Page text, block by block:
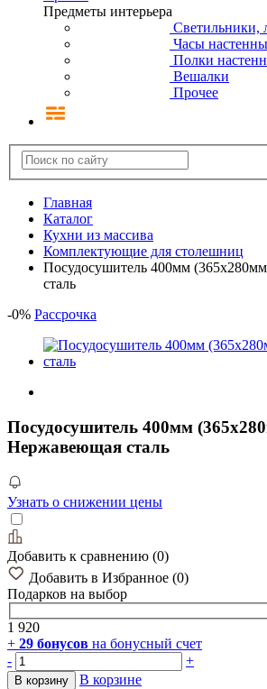
Предметы интерьера
Светильники,
Часы
Полки
Вешалки
Прочее
Главная
Каталог
Кухни из массива
Комплектующие для столешниц
Посудосушитель 400мм
сталь
-0% Рассрочка
Посудосушитель 400мм
Нержавеющая сталь
Узнать о снижении цены
Добавить к сравнению (0)
Добавить в Избранное (0)
Подарков на выбор
1 920
+ 29 бонусов на бонусный счет
-
+
В корзину
В корзине